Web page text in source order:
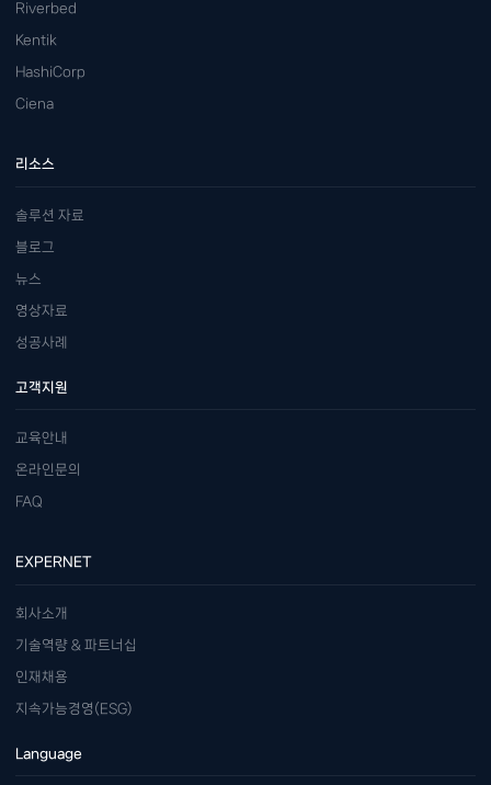
Riverbed
Kentik
HashiCorp
Ciena
리소스
솔루션 자료
블로그
뉴스
영상자료
성공사례
고객지원
교육안내
온라인문의
FAQ
EXPERNET
회사소개
기술역량 & 파트너십
인재채용
지속가능경영(ESG)
Language